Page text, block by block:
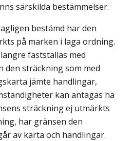
särskilda bestämmelser.
bestämd har den
på marken i laga ordning.
fastställas med
den sträckning som med
jämte handlingar,
kan antagas ha
sträckning ej utmärkts
har gränsen den
av karta och handlingar.